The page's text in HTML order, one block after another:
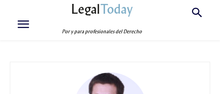
LegalToday
Por y para profesionales del Derecho